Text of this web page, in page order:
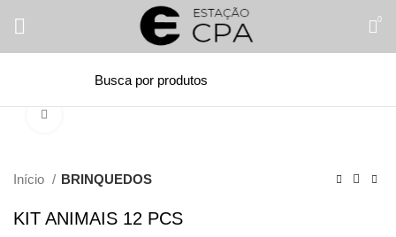
0
Início BRINQUEDOS
KIT ANIMAIS 12 PCS